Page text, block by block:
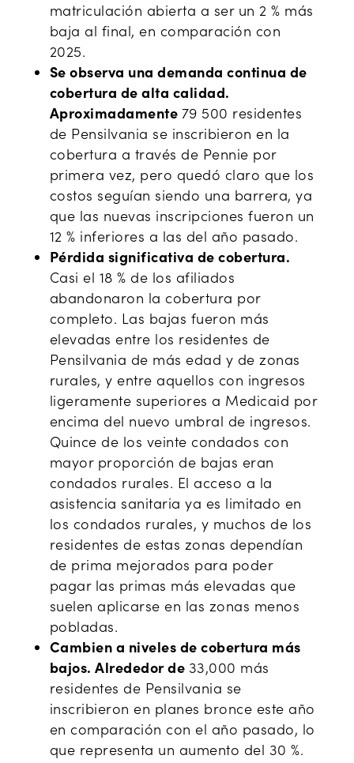
matriculación abierta a ser un 2 % más
baja al final, en comparación con
2025.
Se observa una demanda continua de
cobertura de alta calidad.
Aproximadamente 79 500 residentes
de Pensilvania se inscribieron en la
cobertura a través de Pennie por
primera vez, pero quedó claro que los
costos seguían siendo una barrera, ya
que las nuevas inscripciones fueron un
12 % inferiores a las del año pasado.
Pérdida significativa de cobertura.
Casi el 18 % de los afiliados
abandonaron la cobertura por
completo. Las bajas fueron más
elevadas entre los residentes de
Pensilvania de más edad y de zonas
rurales, y entre aquellos con ingresos
ligeramente superiores a Medicaid por
encima del nuevo umbral de ingresos.
Quince de los veinte condados con
mayor proporción de bajas eran
condados rurales. El acceso a la
asistencia sanitaria ya es limitado en
los condados rurales, y muchos de los
residentes de estas zonas dependían
de prima mejorados para poder
pagar las primas más elevadas que
suelen aplicarse en las zonas menos
pobladas.
Cambien a niveles de cobertura más
bajos. Alrededor de 33,000 más
residentes de Pensilvania se
inscribieron en planes bronce este año
en comparación con el año pasado, lo
que representa un aumento del 30 %.